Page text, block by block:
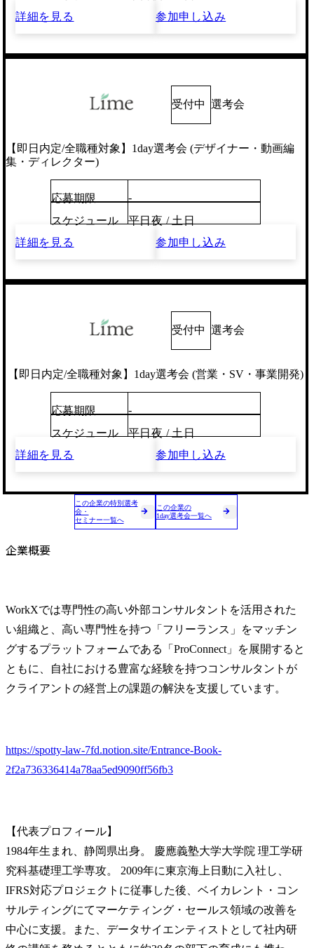
詳細を見る
参加申し込み
受付中 選考会
【即日内定/全職種対象】1day選考会 (デザイナー・動画編
集・ディレクター)
応募期限
-
スケジュール
平日夜 / 土日
詳細を見る
参加申し込み
受付中 選考会
【即日内定/全職種対象】1day選考会 (営業・SV・事業開発)
応募期限
-
スケジュール
平日夜 / 土日
詳細を見る
参加申し込み
この企業の特別選考
会・
セミナー一覧へ
この企業の
1day選考会一覧へ
企業概要
WorkXでは専門性の高い外部コンサルタントを活用された
い組織と、高い専門性を持つ「フリーランス」をマッチン
グするプラットフォームである「ProConnect」を展開すると
ともに、自社における豊富な経験を持つコンサルタントが
クライアントの経営上の課題の解決を支援しています。
https://spotty-law-7fd.notion.site/Entrance-Book-
2f2a736336414a78aa5ed9090ff56fb3
【代表プロフィール】
1984年生まれ、静岡県出身。 慶應義塾大学大学院 理工学研
究科基礎理工学専攻。 2009年に東京海上日動に入社し、
IFRS対応プロジェクトに従事した後、ベイカレント・コン
サルティングにてマーケティング・セールス領域の改善を
中心に支援。また、データサイエンティストとして社内研